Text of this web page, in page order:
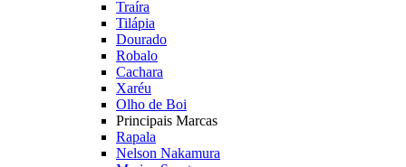
Traíra
Tilápia
Dourado
Robalo
Cachara
Xaréu
Olho de Boi
Principais Marcas
Rapala
Nelson Nakamura